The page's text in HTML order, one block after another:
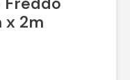
x 2m